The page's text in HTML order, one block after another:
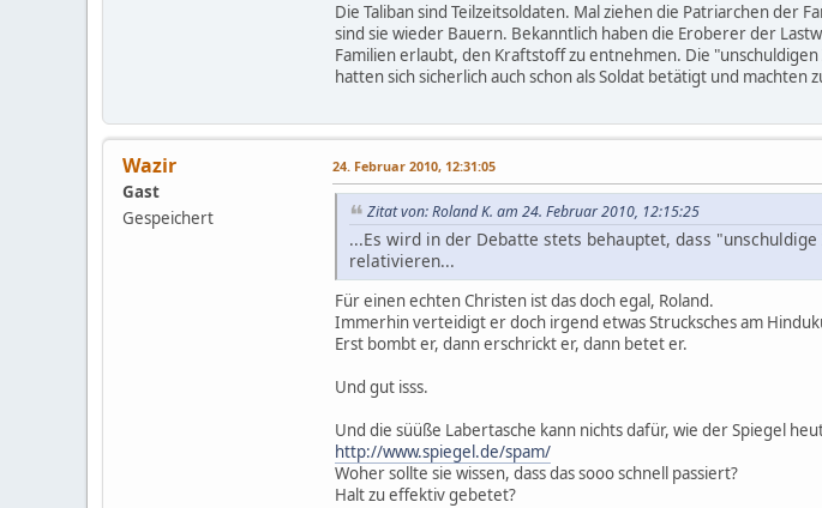
Die Taliban sind Teilzeitsoldaten. Mal ziehen die Patriarchen der
sind sie wieder Bauern. Bekanntlich haben die Eroberer der
Familien erlaubt, den Kraftstoff zu entnehmen. Die
hatten sich sicherlich auch schon als Soldat betätigt und machten
Wazir
Gast
Gespeichert
24. Februar 2010, 12:31:05
Zitat von: Roland K. am 24. Februar 2010, 12:15:25
...Es wird in der Debatte stets behauptet, dass
relativieren...
Für einen echten Christen ist das doch egal, Roland.
Immerhin verteidigt er doch irgend etwas Strucksches am
Erst bombt er, dann erschrickt er, dann betet er.
Und gut isss.
Und die süüße Labertasche kann nichts dafür, wie der Spiegel
http://www.spiegel.de/spam/
Woher sollte sie wissen, dass das sooo schnell passiert?
Halt zu effektiv gebetet?